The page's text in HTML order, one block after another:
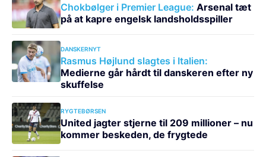
Chokbølger i Premier League: Arsenal tæt
på at kapre engelsk landsholdsspiller
DANSKERNYT
Rasmus Højlund slagtes i Italien:
Medierne går hårdt til danskeren efter ny
skuffelse
RYGTEBØRSEN
United jagter stjerne til 209 millioner – nu
kommer beskeden, de frygtede